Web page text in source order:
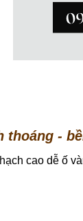
thoáng -
cao dễ ố